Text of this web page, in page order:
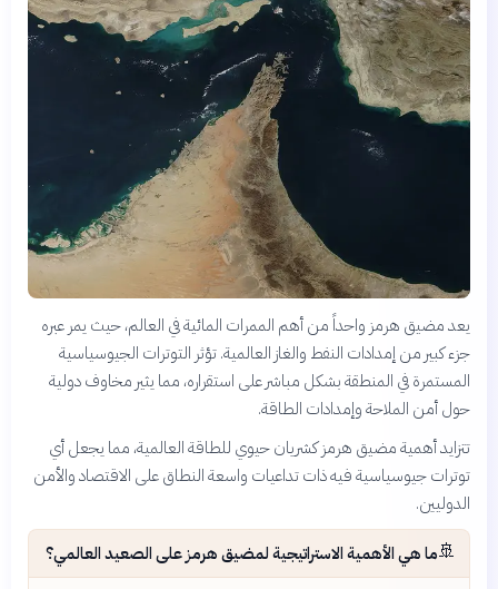
يعد مضيق هرمز واحداً من أهم الممرات المائية في العالم، حيث يمر عبره
جزء كبير من إمدادات النفط والغاز العالمية. تؤثر التوترات الجيوسياسية
المستمرة في المنطقة بشكل مباشر على استقراره، مما يثير مخاوف دولية
حول أمن الملاحة وإمدادات الطاقة.
تتزايد أهمية مضيق هرمز كشريان حيوي للطاقة العالمية، مما يجعل أي
توترات جيوسياسية فيه ذات تداعيات واسعة النطاق على الاقتصاد والأمن
الدوليين.
🚢ما هي الأهمية الاستراتيجية لمضيق هرمز على الصعيد العالمي؟